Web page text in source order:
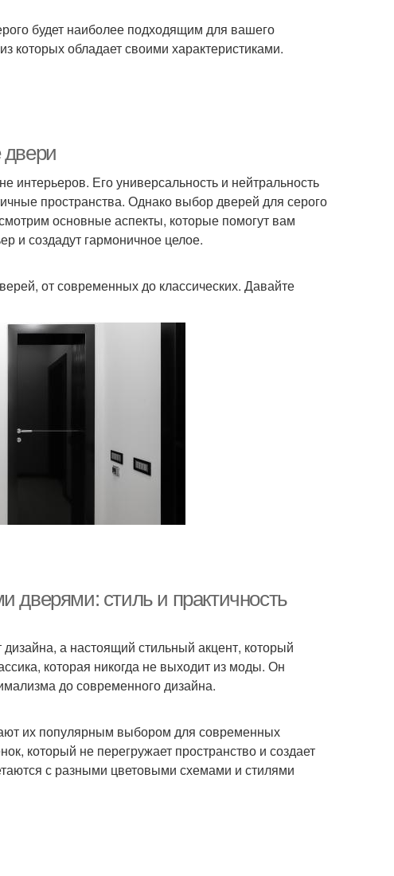
будет наиболее подходящим для вашего
которых обладает своими характеристиками.
Его универсальность и нейтральность
пространства. Однако выбор дверей для серого
основные аспекты, которые помогут вам
и создадут гармоничное целое.
от современных до классических. Давайте
дверями: стиль и практичность
а настоящий стильный акцент, который
которая никогда не выходит из моды. Он
до современного дизайна.
их популярным выбором для современных
который не перегружает пространство и создает
с разными цветовыми схемами и стилями